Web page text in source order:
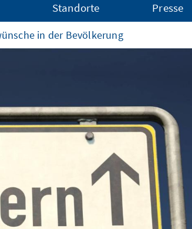
Standorte Presse
in der Bevölkerung